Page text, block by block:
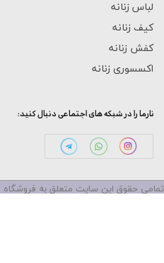
لباس زنانه
کیف زنانه
کفش زنانه
اکسسوری زنانه
تمامی حقوق این سایت متعلق به فروشگاه
:نارما را در شبکه های اجتماعی دنبال کنید